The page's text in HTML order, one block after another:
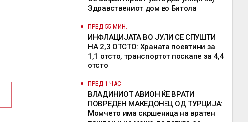
Здравствениот дом во Битола
ПРЕД 55 МИН.
ИНФЛАЦИЈАТА ВО ЈУЛИ СЕ СПУШТИ
НА 2,3 ОТСТО: Храната поевтини за
1,1 отсто, транспортот поскапе за 4,4
отсто
ПРЕД 1 ЧАС
ВЛАДИНИОТ АВИОН ЌЕ ВРАТИ
ПОВРЕДЕН МАКЕДОНЕЦ ОД ТУРЦИЈА:
Момчето има скршеница на вратен